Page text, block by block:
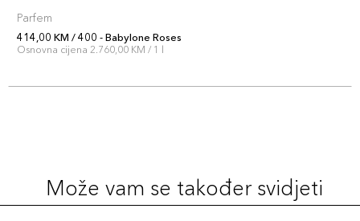
Parfem
414,00 KM / 400 - Babylone Roses
Osnovna cijena 2.760,00 KM / 1 l
Može vam se također svidjeti